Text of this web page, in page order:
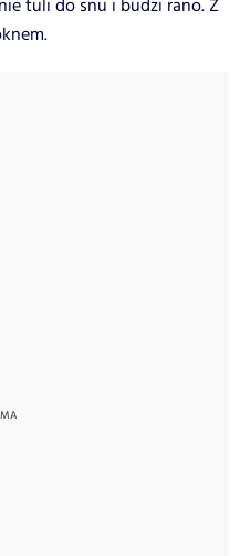
tuli do snu i budzi rano. Z